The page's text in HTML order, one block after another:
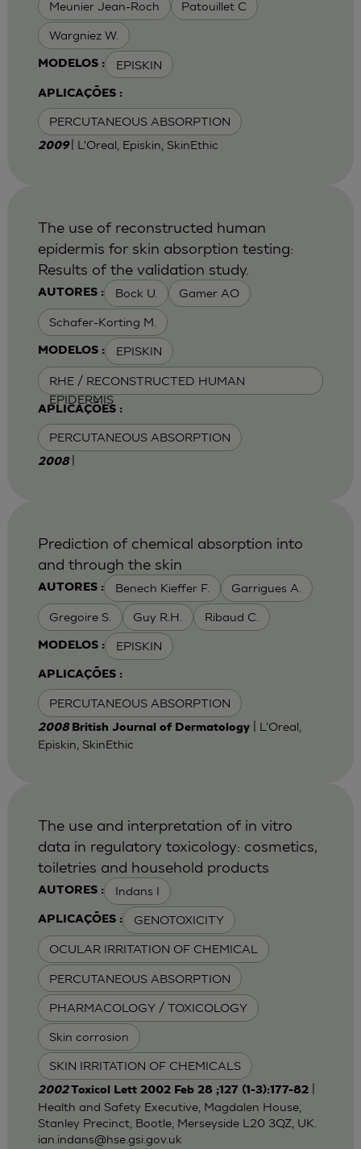
Meunier Jean-Roch Patouillet C
Wargniez W.
MODELOS : EPISKIN
APLICAÇÕES :
PERCUTANEOUS ABSORPTION
2009 | L'Oreal, Episkin, SkinEthic
AUTORES : Bock U. Gamer AO
Schafer-Korting M.
MODELOS : EPISKIN
RHE / RECONSTRUCTED HUMAN
EPIDERMIS
APLICAÇÕES :
PERCUTANEOUS ABSORPTION
The use of reconstructed human
epidermis for skin absorption testing:
Results of the validation study.
2008
AUTORES : Benech Kieffer F. Garrigues A.
Gregoire S. Guy R.H. Ribaud C.
MODELOS : EPISKIN
APLICAÇÕES :
PERCUTANEOUS ABSORPTION
Prediction of chemical absorption into
and through the skin
2008 British Journal of Dermatology| L'Oreal,
Episkin, SkinEthic
AUTORES : Indans I
APLICAÇÕES : GENOTOXICITY
OCULAR IRRITATION OF CHEMICAL
PERCUTANEOUS ABSORPTION
PHARMACOLOGY / TOXICOLOGY
Skin corrosion
SKIN IRRITATION OF CHEMICALS
The use and interpretation of in vitro
data in regulatory toxicology: cosmetics,
toiletries and household products
2002Toxicol Lett 2002 Feb 28 ;127 (1-3):177-82|
Health and Safety Executive, Magdalen House,
Stanley Precinct, Bootle, Merseyside L20 3QZ, UK.
ian.indans@hse.gsi.gov.uk